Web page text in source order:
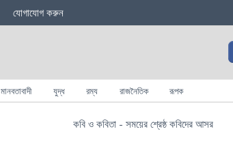
যোগাযোগ করুন
মানবতাবাদী যুদ্ধ রম্য রাজনৈতিক রূপক
কবি ও কবিতা - সময়ের শ্রেষ্ঠ কবিদের আসর